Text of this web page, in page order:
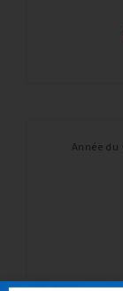
Année du